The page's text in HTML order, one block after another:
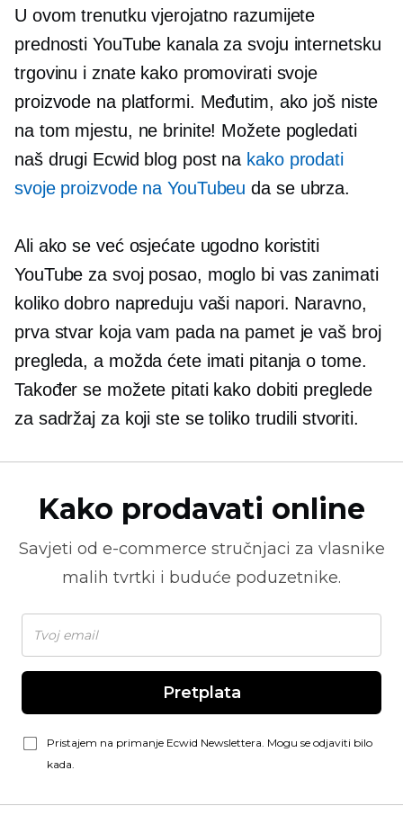
U ovom trenutku vjerojatno razumijete
prednosti YouTube kanala za svoju internetsku
trgovinu i znate kako promovirati svoje
proizvode na platformi. Međutim, ako još niste
na tom mjestu, ne brinite! Možete pogledati
naš drugi Ecwid blog post na kako prodati
svoje proizvode na YouTubeu da se ubrza.
Ali ako se već osjećate ugodno koristiti
YouTube za svoj posao, moglo bi vas zanimati
koliko dobro napreduju vaši napori. Naravno,
prva stvar koja vam pada na pamet je vaš broj
pregleda, a možda ćete imati pitanja o tome.
Također se možete pitati kako dobiti preglede
za sadržaj za koji ste se toliko trudili stvoriti.
Kako prodavati online
Savjeti od e-commerce stručnjaci za vlasnike
malih tvrtki i buduće poduzetnike.
Pretplata
Pristajem na primanje Ecwid Newslettera. Mogu se odjaviti bilo
kada.